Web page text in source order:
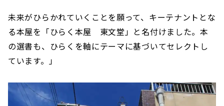
未来がひらかれていくことを願って、キーテナントとな
る本屋を「ひらく本屋 東文堂」と名付けました。本
の選書も、ひらくを軸にテーマに基づいてセレクトし
ています。」